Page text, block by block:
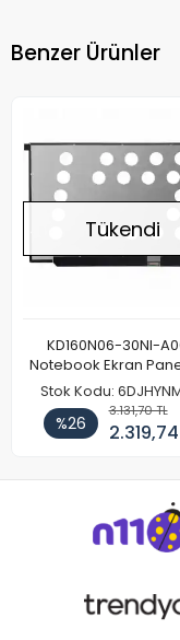
Benzer Ürünler
Tükendi
KD160N06-30NI-
Notebook Ekran
HD
Stok Kodu:
%26
3.131,70 TL